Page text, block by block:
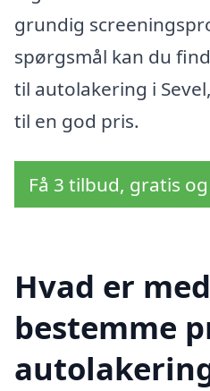
grundig
spørgsmål kan du
til autolakering i
til en god pris.
Få 3 tilbud, gratis
Hvad er
bestemme